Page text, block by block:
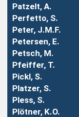
Patzelt, A.
Perfetto, S.
Peter, J.M.F.
Petersen, E.
Petsch, M.
Pfeiffer, T.
Pickl, S.
Platzer, S.
Pless, S.
Plötner, K.O.